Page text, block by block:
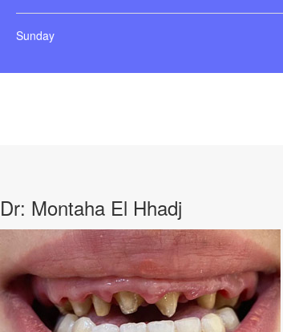
Sunday
Dr: Montaha El Hhadj